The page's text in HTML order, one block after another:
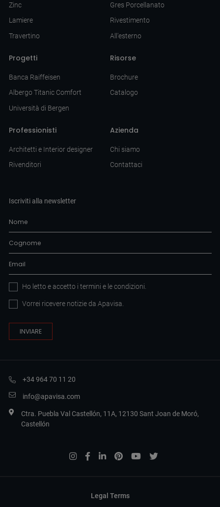
Zinc
Lamiere
Travertino
Gres Porcellanato
Rivestimento
All'esterno
Progetti
Banca Raiffeisen
Albergo Titanic Comfort
Università di Bergen
Risorse
Brochure
Catalogo
Professionisti
Architetti e Interior designer
Rivenditori
Azienda
Chi siamo
Contattaci
Iscriviti alla newsletter
Ho letto e accetto i termini e le condizioni.
Vorrei ricevere notizie da Apavisa.
+34 964 70 11 20
info@apavisa.com
Ctra. Puebla Val Castellón, 11A, 12130 Sant Joan de Moró,
Castellón
Legal Terms